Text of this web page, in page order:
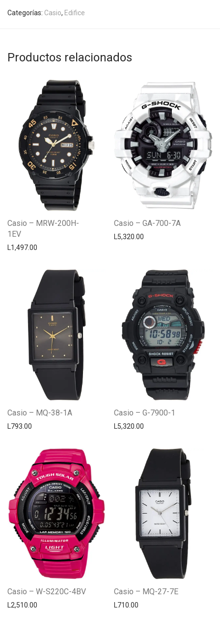
Categorías: Casio, Edifice
Productos relacionados
Casio – MRW-200H-
1EV
L1,497.00
Casio – GA-700-7A
L5,320.00
Casio – MQ-38-1A
L793.00
Casio – G-7900-1
L5,320.00
Casio – W-S220C-4BV
L2,510.00
Casio – MQ-27-7E
L710.00